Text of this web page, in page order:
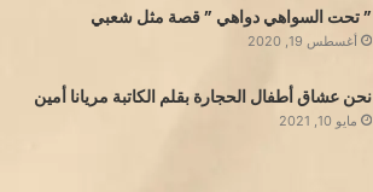
” تحت السواهي دواهي ” قصة مثل شعبي
أغسطس 19, 2020
نحن عشاق أطفال الحجارة بقلم الكاتبة مريانا أمين
مايو 10, 2021